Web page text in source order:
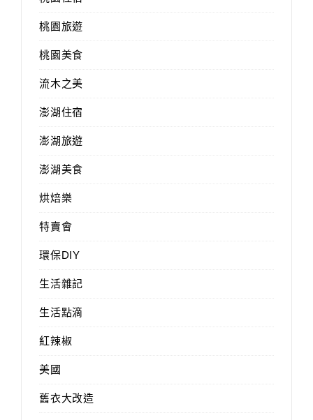
桃園旅遊
桃園美食
流木之美
澎湖住宿
澎湖旅遊
澎湖美食
烘焙樂
特賣會
環保DIY
生活雜記
生活點滴
紅辣椒
美國
舊衣大改造